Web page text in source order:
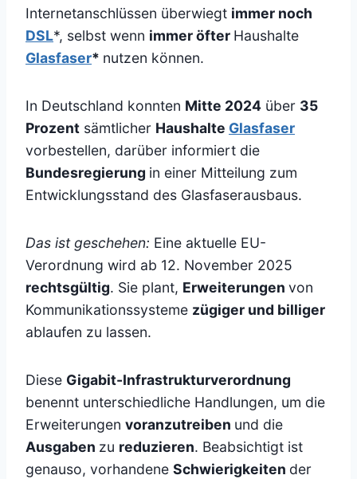
Internetanschlüssen überwiegt immer noch
DSL*, selbst wenn immer öfter Haushalte
Glasfaser* nutzen können.
In Deutschland konnten Mitte 2024 über 35
Prozent sämtlicher Haushalte Glasfaser
vorbestellen, darüber informiert die
Bundesregierung in einer Mitteilung zum
Entwicklungsstand des Glasfaserausbaus.
Das ist geschehen: Eine aktuelle EU-
Verordnung wird ab 12. November 2025
rechtsgültig. Sie plant, Erweiterungen von
Kommunikationssysteme zügiger und billiger
ablaufen zu lassen.
Diese Gigabit-Infrastrukturverordnung
benennt unterschiedliche Handlungen, um die
Erweiterungen voranzutreiben und die
Ausgaben zu reduzieren. Beabsichtigt ist
genauso, vorhandene Schwierigkeiten der